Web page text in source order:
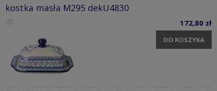
kostka masła M295 dekU4830
172,80 zł
DO KOSZYKA